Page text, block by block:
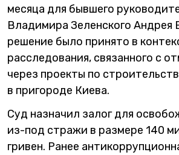
месяца для бывшего
Владимира Зеленского Андрея
решение было принято в
расследования, связанного с
через проекты по
в пригороде Киева.
Суд назначил залог для
из-под стражи в размере 140
гривен. Ранее